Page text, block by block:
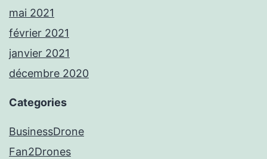
mai 2021
février 2021
janvier 2021
décembre 2020
Categories
BusinessDrone
Fan2Drones